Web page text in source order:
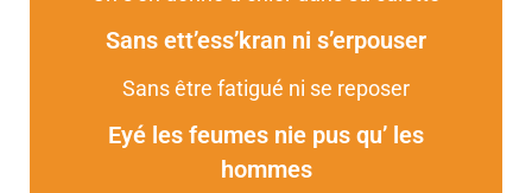
Sans ett’ess’kran ni s’erpouser
Sans être fatigué ni se reposer
Eyé les feumes nie pus qu’ les
hommes